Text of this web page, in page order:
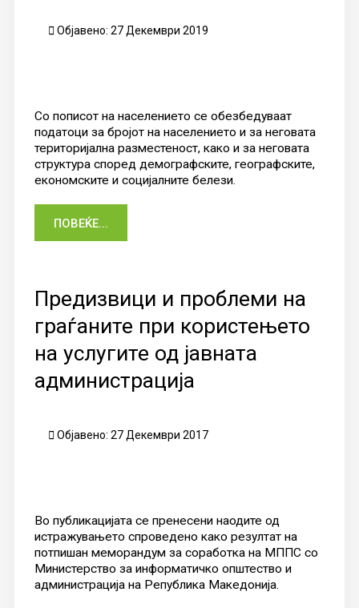
Објавено: 27 Декември 2019
Со пописот на населението се обезбедуваат
податоци за бројот на населението и за неговата
територијална разместеност, како и за неговата
структура според демографските, географските,
економските и социјалните белези.
ПОВЕЌЕ...
Предизвици и проблеми на
граѓаните при користењето
на услугите од јавната
администрација
Објавено: 27 Декември 2017
Во публикацијата се пренесени наодите од
истражувањето спроведено како резултат на
потпишан меморандум за соработка на МППС со
Министерство за информатичко општество и
администрација на Република Македонија.